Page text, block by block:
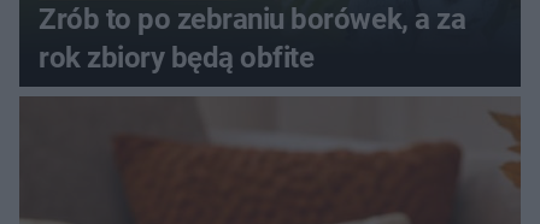
Zrób to po zebraniu borówek, a za
rok zbiory będą obfite